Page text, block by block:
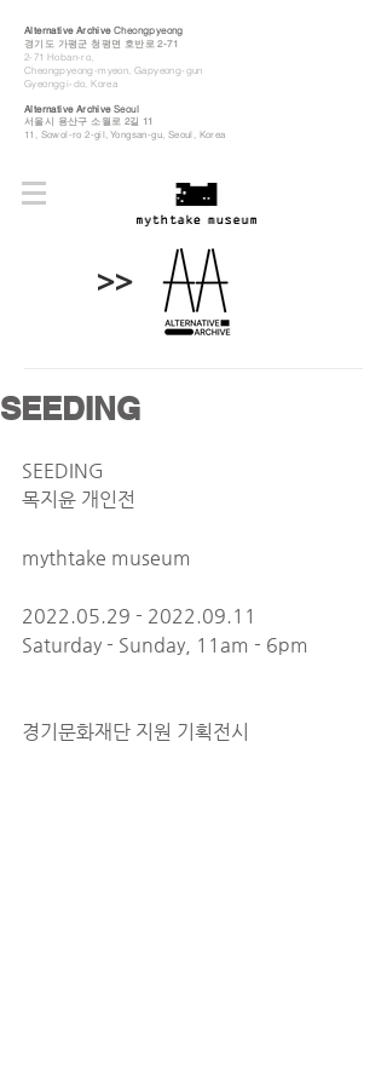
Alternative Archive Cheongpyeong
경기도 가평군 청평면 호반로 2-71
2-71 Hoban-ro,
Cheongpyeong-myeon, Gapyeong-gun
Gyeonggi-do, Korea
Alternative ArchiveSeoul
​서울시 용산구 소월로 2길 11
11, Sowol-ro 2-gil, Yongsan-gu, Seoul, Korea
>>
SEEDING
SEEDING
목지윤 개인전
mythtake museum
2022.05.29 - 2022.09.11
Saturday - Sunday, 11am - 6pm
경기문화재단 지원 기획전시